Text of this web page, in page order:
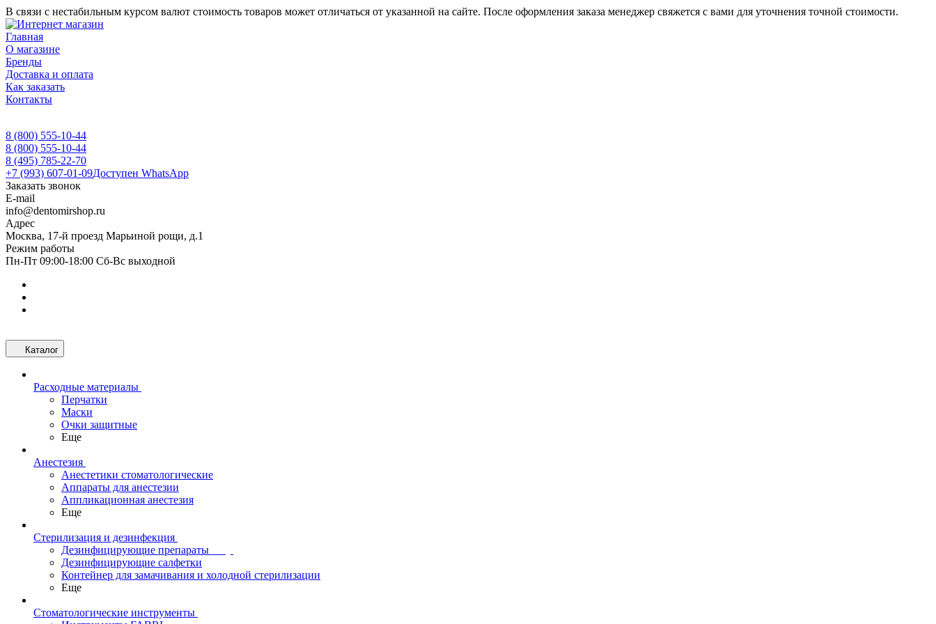
В связи с нестабильным курсом валют стоимость товаров может отличаться от указанной на сайте. После оформления заказа менеджер свяжется с вами для уточнения точной стоимости.
Главная
О магазине
Бренды
Доставка и оплата
Как заказать
Контакты
8 (800) 555-10-44
8 (800) 555-10-44
8 (495) 785-22-70
+7 (993) 607-01-09Доступен WhatsApp
Заказать звонок
E-mail
info@dentomirshop.ru
Адрес
Москва, 17-й проезд Марьиной рощи, д.1
Режим работы
Пн-Пт 09:00-18:00 Сб-Вс выходной
Каталог
Расходные материалы
Перчатки
Маски
Очки защитные
Еще
Анестезия
Анестетики стоматологические
Аппараты для анестезии
Аппликационная анестезия
Еще
Стерилизация и дезинфекция
Дезинфицирующие препараты
Дезинфицирующие салфетки
Контейнер для замачивания и холодной стерилизации
Еще
Стоматологические инструменты